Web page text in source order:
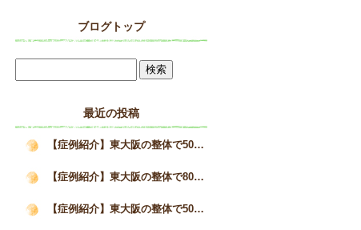
ブログトップ
最近の投稿
【症例紹介】東大阪の整体で50代女性の巻き肩と疲労感が改善した施術事例｜姿勢矯正院スタイルケア
【症例紹介】東大阪の整体で80代男性の猫背を改善へ｜高齢者の姿勢改善と身体の変化｜姿勢矯正院スタイルケア
【症例紹介】東大阪の整体で50代女性の猫背と自律神経の不調が3か月で改善した事例｜姿勢矯正院スタイルケア